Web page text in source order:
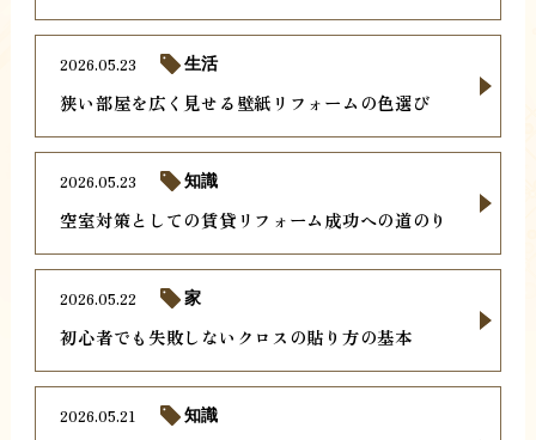
狭い部屋を広く見せる壁紙リフォームの色選び
2026.05.23 生活
空室対策としての賃貸リフォーム成功への道のり
2026.05.23 知識
初心者でも失敗しないクロスの貼り方の基本
2026.05.22 家
2026.05.21 知識